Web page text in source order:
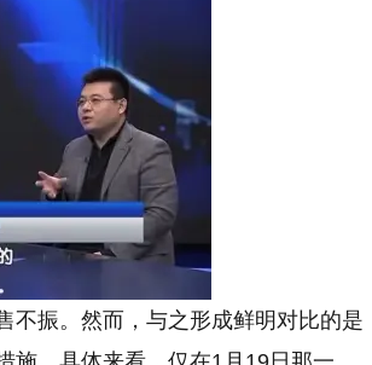
不振。然而，与之形成鲜明对比的是